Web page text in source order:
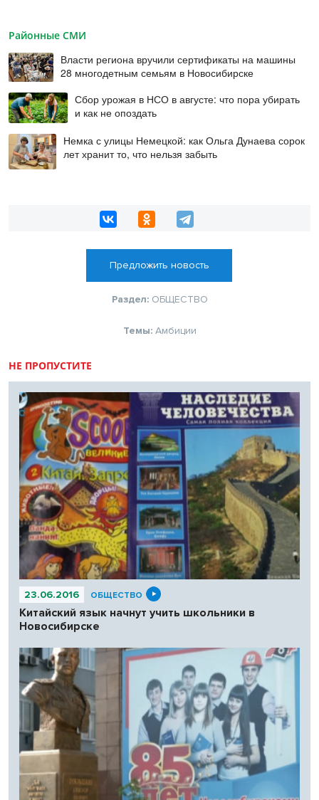
Районные СМИ
Власти региона вручили сертификаты на машины
28 многодетным семьям в Новосибирске
Сбор урожая в НСО в августе: что пора убирать
и как не опоздать
Немка с улицы Немецкой: как Ольга Дунаева сорок
лет хранит то, что нельзя забыть
Предложить новость
Раздел: ОБЩЕСТВО
Темы: Амбиции
НЕ ПРОПУСТИТЕ
23.06.2016 ОБЩЕСТВО
Китайский язык начнут учить школьники в
Новосибирске